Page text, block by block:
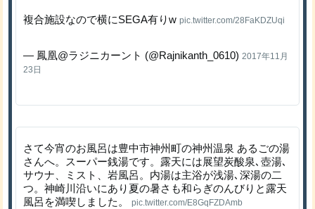
複合施設なので横にSEGA有りwpic.twitter.com/28FaKDZUqi
— 鳳凰@ラジニカーント (@Rajnikanth_0610) 2017年11月
23日
さて今宵のお風呂は豊中市神州町の神州温泉 あるごの湯
さんへ。スーパー銭湯です。露天には展望炭酸泉､壺湯､
サウナ、ミスト、岩風呂。内湯は主浴が浅湯､深湯の二
つ。神崎川沿いにあり夏の暑さも和らぎのんびりと露天
風呂を満喫しました。pic.twitter.com/E8GqFZDAmb